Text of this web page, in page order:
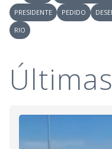
PRESIDENTE
PEDIDO
RIO
Últimas